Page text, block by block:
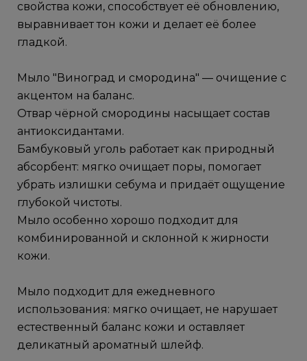
свойства кожи, способствует её обновлению,
выравнивает тон кожи и делает её более
гладкой.
Мыло "Виноград и смородина" — очищение с
акцентом на баланс.
Отвар чёрной смородины насыщает состав
антиоксидантами.
Бамбуковый уголь работает как природный
абсорбент: мягко очищает поры, помогает
убрать излишки себума и придаёт ощущение
глубокой чистоты.
Мыло особенно хорошо подходит для
комбинированной и склонной к жирности
кожи.
Мыло подходит для ежедневного
использования: мягко очищает, не нарушает
естественный баланс кожи и оставляет
деликатный ароматный шлейф.